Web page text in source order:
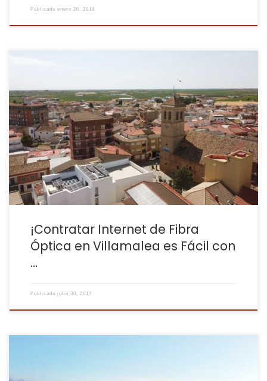
Publicada enero 20, 2018
Conectividad de Confianza y Atención Personalizada en
Fuentealbilla En Villamalea, como en muchas zonas, las
conexiones lentas a Internet pueden ser una fuente constante de
frustración. Imagina intentar disfrutar de una película en
streaming después de un largo día de trabajo y tener que lidiar
con el molesto buffering que […]
¡Contratar Internet de Fibra
Óptica en Villamalea es Fácil con
…
Publicada julio 30, 2017